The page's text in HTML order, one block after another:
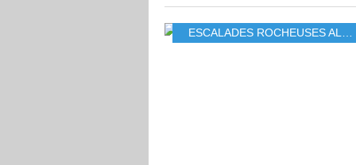
ESCALADES ROCHEUSES ALPINES